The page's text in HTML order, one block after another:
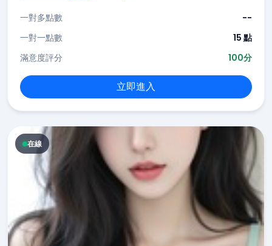
一對多點數
--
一對一點數
15 點
滿意度評分
100分
立即進入
在線